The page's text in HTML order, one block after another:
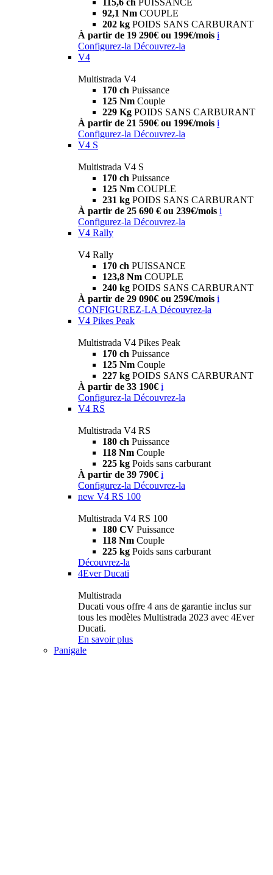
115,6 ch PUISSANCE
92,1 Nm COUPLE
202 kg POIDS SANS CARBURANT
À partir de 19 290€ ou 199€/mois i
Configurez-la Découvrez-la
V4
Multistrada V4
170 ch Puissance
125 Nm Couple
229 Kg POIDS SANS CARBURANT
À partir de 21 590€ ou 199€/mois i
Configurez-la Découvrez-la
V4 S
Multistrada V4 S
170 ch Puissance
125 Nm COUPLE
231 kg POIDS SANS CARBURANT
À partir de 25 690 € ou 239€/mois i
Configurez-la Découvrez-la
V4 Rally
V4 Rally
170 ch PUISSANCE
123,8 Nm COUPLE
240 kg POIDS SANS CARBURANT
À partir de 29 090€ ou 259€/mois i
CONFIGUREZ-LA Découvrez-la
V4 Pikes Peak
Multistrada V4 Pikes Peak
170 ch Puissance
125 Nm Couple
227 kg POIDS SANS CARBURANT
À partir de 33 190€ i
Configurez-la Découvrez-la
V4 RS
Multistrada V4 RS
180 ch Puissance
118 Nm Couple
225 kg Poids sans carburant
À partir de 39 790€ i
Configurez-la Découvrez-la
new V4 RS 100
Multistrada V4 RS 100
180 CV Puissance
118 Nm Couple
225 kg Poids sans carburant
Découvrez-la
4Ever Ducati
Multistrada
Ducati vous offre 4 ans de garantie inclus sur
tous les modèles Multistrada 2023 avec 4Ever
Ducati.
En savoir plus
Panigale